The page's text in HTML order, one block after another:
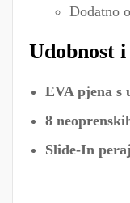
Dodatno
Udobnost
EVA pjena s
8
Slide-In